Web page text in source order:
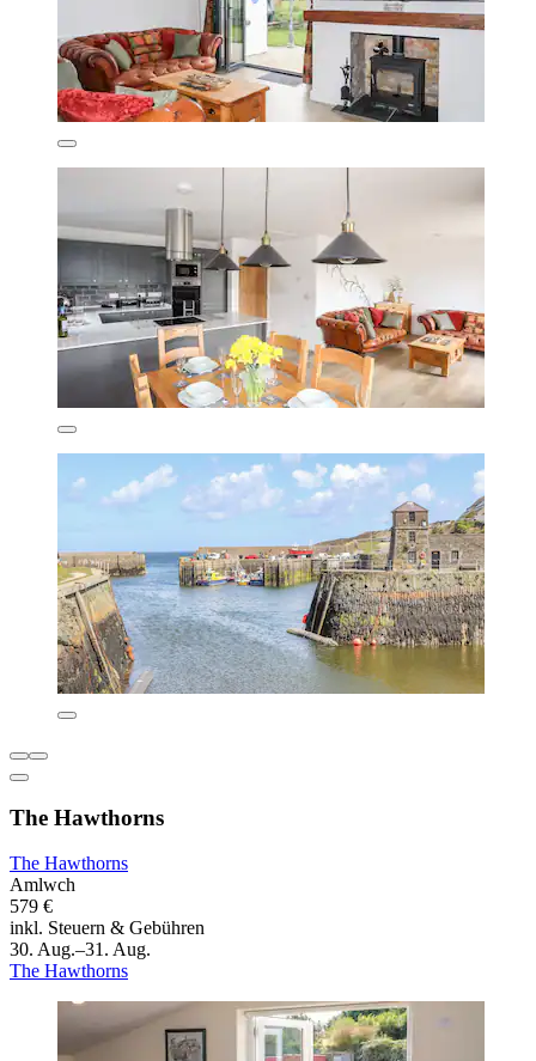
The Hawthorns
The Hawthorns
Amlwch
579 €
inkl. Steuern & Gebühren
30. Aug.–31. Aug.
The Hawthorns